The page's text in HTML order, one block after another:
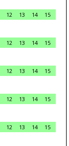
12 13 14
15
12 13 14
15
12 13 14
15
12 13 14
15
12 13 14
15